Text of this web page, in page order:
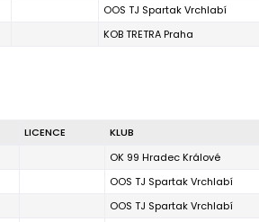
OOS TJ Spartak Vrchlabí
KOB TRETRA Praha
LICENCE KLUB
OK 99 Hradec Králové
OOS TJ Spartak Vrchlabí
OOS TJ Spartak Vrchlabí